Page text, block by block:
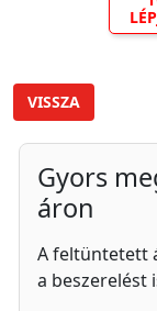
VISSZA
Gyors
áron
A feltüntetett
a beszerelést